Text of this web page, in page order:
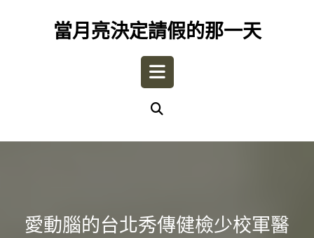
當月亮決定請假的那一天
Open
愛動腦的台北秀傳健檢少校軍醫